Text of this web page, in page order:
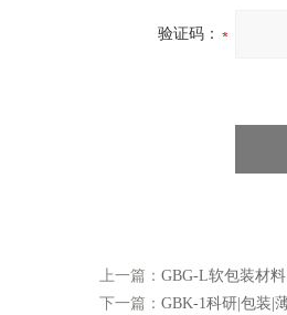
验证码：
上一篇： GBG-L软包装材
下一篇： GBK-1科研|包装|